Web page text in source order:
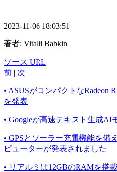
2023-11-06 18:03:51
著者: Vitalii Babkin
ソース URL
前 | 次
• ASUSがコンパクトなRadeon
を発表
• Googleが高速テキスト生成AI
• GPSとソーラー充電機能を備
ピューターが発表されました
• リアルミは12GBのRAMを搭